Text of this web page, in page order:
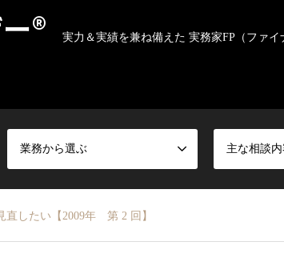
® 実力＆実績を兼ね備えた 実務家FP（ファ
業務から選ぶ 主な相談
直したい【2009年 第 2 回】